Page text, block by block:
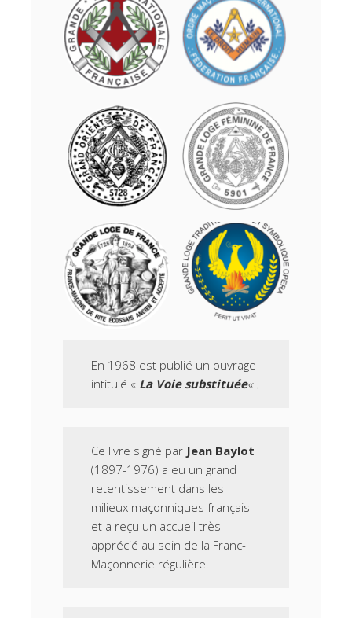
En 1968 est publié un ouvrage
intitulé « La Voie substituée« .
Ce livre signé par Jean Baylot
(1897-1976) a eu un grand
retentissement dans les
milieux maçonniques français
et a reçu un accueil très
apprécié au sein de la Franc-
Maçonnerie régulière.